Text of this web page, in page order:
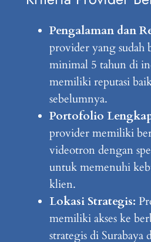
Pengalaman dan
provider yang sudah
minimal 5 tahun di
memiliki reputasi
sebelumnya.
Portofolio
provider memiliki
videotron dengan
untuk memenuhi
klien.
Lokasi Strategis:
memiliki akses ke
strategis di Surabaya